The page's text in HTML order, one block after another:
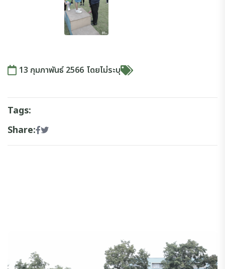
13 กุมภาพันธ์ 2566 โดยไม่ระบุ
Tags:
Share: